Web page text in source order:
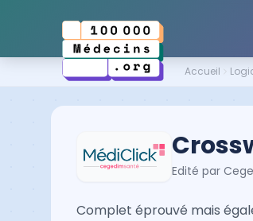
Accueil
Edité par
Complet éprouvé mais